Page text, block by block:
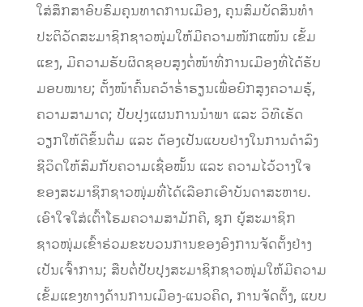
ໃສ່ສຶກສາອົບຮົມຄຸນທາດການເມືອງ, ຄຸນສົມບັດສິນທຳ
ປະຕິວັດສະມາຊິກຊາວໜຸ່ມໃຫ້ມີຄວາມໜັກແໜ້ນ ເຂັ້ມ
ແຂງ, ມີຄວາມຮັບຜິດຊອບສູງຕໍ່ໜ້າທີ່​ການ​ເມືອງທີ່ໄດ້ຮັບ
ມອບໝາຍ; ຕັ້ງໜ້າ​ຄົ້ນ​ຄວ້າ​ຮໍ່າຮຽນເພື່​ອຍົກ​ສູງ​ຄວາມ​ຮູ້,
ຄວາມ​ສາມາດ​; ປັບປຸງ​ແຜນການ​ນໍາພາ ​ແລະ ວິທີ​ເຮັດ​
ວຽກ​ໃຫ້​ດີຂຶ້ນ​ຕື່ມ ​ແລະ ຕ້ອ​ງ​ເປັນ​ແບບຢ່າງ​ໃນ​ການ​ດໍາລົງ​
ຊີວິດໃຫ້​ສົມ​ກັບ​ຄວາມ​ເຊື່ອ​ໝັ້ນ ​ແລະ ຄວາມ​ໄວ້​ວາງ​ໃຈ​
ຂອງ​ສະມາຊິກຊາວໜຸ່ມທີ່​ໄດ້​ເລືອກ​ເອົາ​ບັນດາ​ສະຫາຍ. ​
ເອົາ​ໃຈ​ໃສ່​ເຕົ້າ​ໂຮມ​ຄວາມ​ສາມັກຄີ, ຊຸກ ຍູ້​ສະມາຊິກ​
ຊາວໜຸ່ມ​ເຂົ້າ​ຮ່ວມ​ຂະ​ບວນການ​ຂອງ​ອົງການ​ຈັດ​ຕັ້ງ​ຢ່າງ​
ເປັນ​ເຈົ້າ​ການ; ສືບ​ຕໍ່​ປັບປຸງ​ສະມາຊິກ​ຊາວໜຸ່ມ​ໃຫ້​ມີຄວາມ​
ເຂັ້ມ​ແຂງ​ທາງ​ດ້ານ​ການ​ເມືອງ-​ແນວຄິດ, ການຈັດຕັ້ງ, ​​ແບບ​